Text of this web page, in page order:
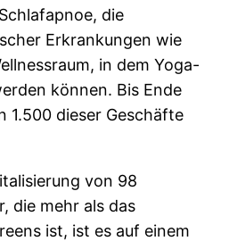
die
Erkrankungen wie
in dem Yoga-
können. Bis Ende
1.500 dieser Geschäfte
von 98
die mehr als das
ist, ist es auf einem